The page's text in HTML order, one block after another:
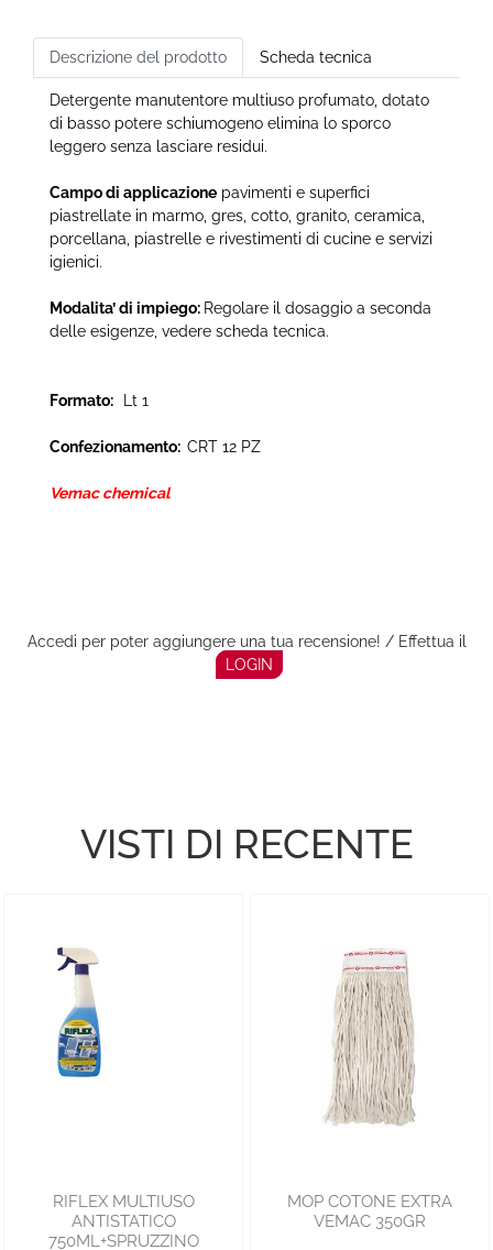
Descrizione del prodotto Scheda tecnica
Detergente manutentore multiuso profumato, dotato
di basso potere schiumogeno elimina lo sporco
leggero senza lasciare residui.
Campo di applicazione pavimenti e superfici
piastrellate in marmo, gres, cotto, granito, ceramica,
porcellana, piastrelle e rivestimenti di cucine e servizi
igienici.
Modalita’ di impiego: Regolare il dosaggio a seconda
delle esigenze, vedere scheda tecnica.
Formato: Lt 1
Confezionamento: CRT 12 PZ
Vemac chemical
Accedi per poter aggiungere una tua recensione! / Effettua il
LOGIN
VISTI DI RECENTE
RIFLEX MULTIUSO
ANTISTATICO
750ML+SPRUZZINO
MOP COTONE EXTRA
VEMAC 350GR